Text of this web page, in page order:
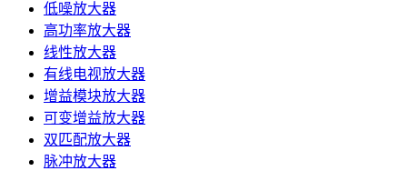
低噪放大器
高功率放大器
线性放大器
有线电视放大器
增益模块放大器
可变增益放大器
双匹配放大器
脉冲放大器